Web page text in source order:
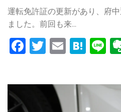
運転免許証の更新があり、府
ました。前回も来...
Facebook
Twitter
Email